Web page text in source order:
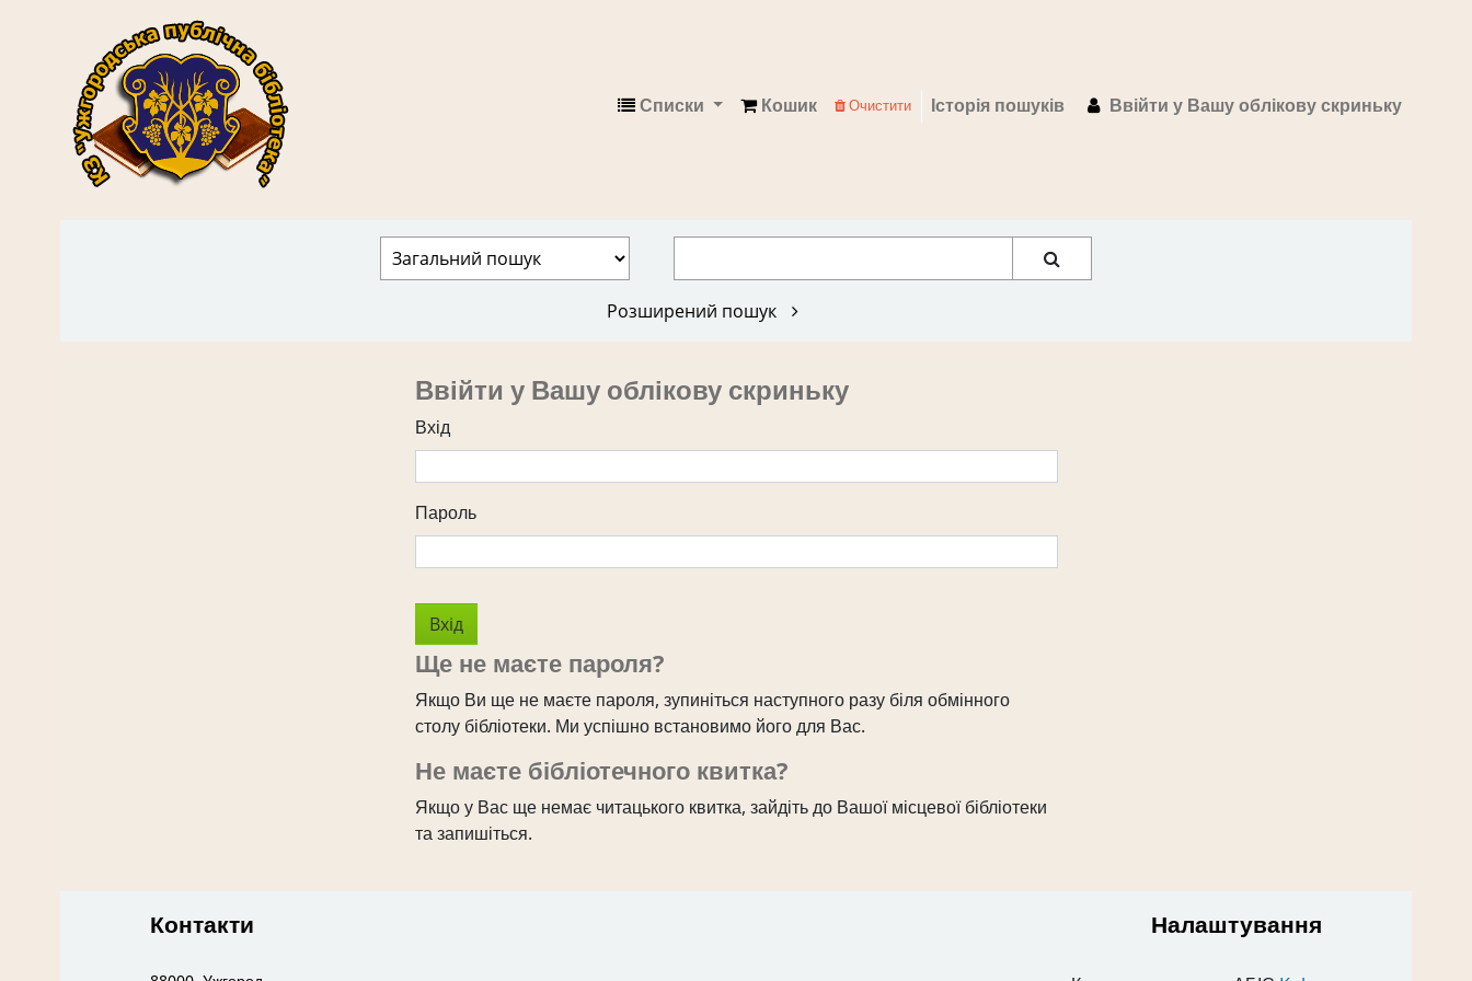
Кошик
Списки Ввійти у Вашу облікову скриньку
Історія пошуків
Очистити
Розширений пошук
Ввійти у Вашу облікову скриньку
Вхід
Пароль
Ще не маєте пароля?
Якщо Ви ще не маєте пароля, зупиніться наступного разу біля обмінного
столу бібліотеки. Ми успішно встановимо його для Вас.
Не маєте бібліотечного квитка?
Якщо у Вас ще немає читацького квитка, зайдіть до Вашої місцевої бібліотеки
та запишіться.
Контакти Налаштування